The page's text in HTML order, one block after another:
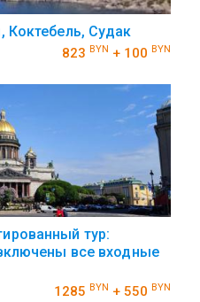
Судак
823 BYN + 100 BYN
тур:
все входные
1285 BYN + 550 BYN